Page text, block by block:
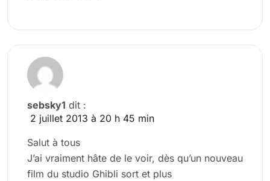
sebsky1 dit :
2 juillet 2013 à 20 h 45 min
Salut à tous
J’ai vraiment hâte de le voir, dès qu’un nouveau
film du studio Ghibli sort et plus